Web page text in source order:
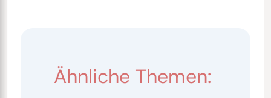
Ähnliche Themen: